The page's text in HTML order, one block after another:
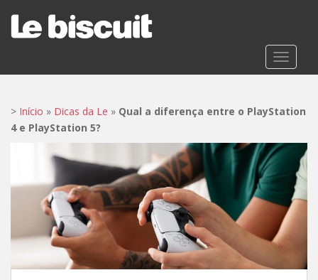
t
> Início » Dicas da Le » Qual a diferença entre o PlayStation
4 e PlayStation 5?